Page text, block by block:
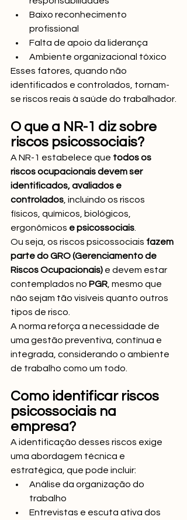
Baixo reconhecimento
profissional
Falta de apoio da liderança
Ambiente organizacional tóxico
Esses fatores, quando não
identificados e controlados, tornam-
se riscos reais à saúde do trabalhador.
O que a NR-1 diz sobre
riscos psicossociais?
A NR-1 estabelece que todos os
riscos ocupacionais devem ser
identificados, avaliados e
controlados , incluindo os riscos
físicos, químicos, biológicos,
ergonômicos e psicossociais
Ou seja, os riscos psicossociais fazem
parte do GRO (Gerenciamento de
Riscos Ocupacionais) e devem estar
contemplados no PGR , mesmo que
não sejam tão visíveis quanto outros
tipos de risco.
A norma reforça a necessidade de
uma gestão preventiva, contínua e
integrada, considerando o ambiente
de trabalho como um todo.
Como identificar riscos
psicossociais na
empresa?
A identificação desses riscos exige
uma abordagem técnica e
estratégica, que pode incluir:
Análise da organização do
trabalho
Entrevistas e escuta ativa dos